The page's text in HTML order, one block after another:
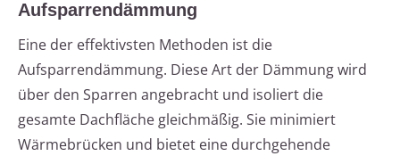
Aufsparrendämmung
Eine der effektivsten Methoden ist die
Aufsparrendämmung. Diese Art der Dämmung wird
über den Sparren angebracht und isoliert die
gesamte Dachfläche gleichmäßig. Sie minimiert
Wärmebrücken und bietet eine durchgehende